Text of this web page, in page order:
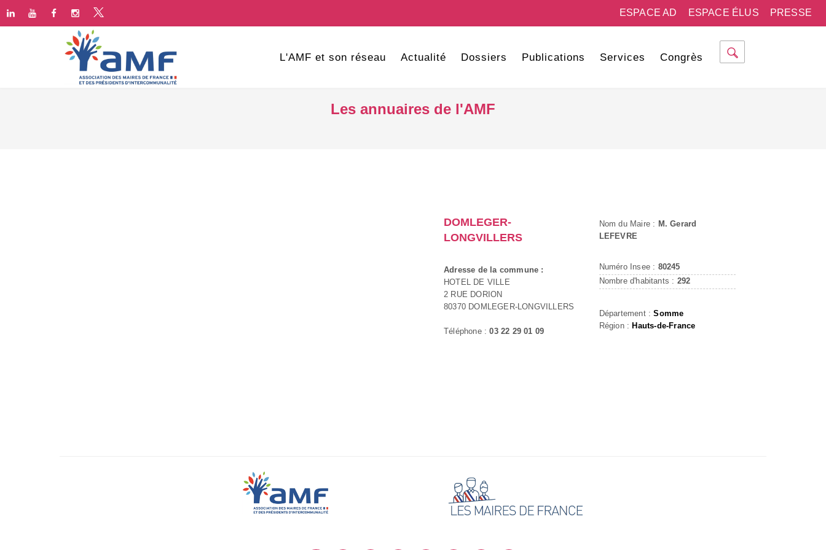
PRESSE
ESPACE ÉLUS
ESPACE AD
L'AMF et son réseau Actualité Dossiers Publications Services Congrès
Les annuaires de l'AMF
DOMLEGER-
LONGVILLERS
Adresse de la commune :
HOTEL DE VILLE
2 RUE DORION
80370 DOMLEGER-LONGVILLERS
Téléphone :03 22 29 01 09
Nom du Maire : M. Gerard
LEFEVRE
Numéro Insee : 80245
Nombre d'habitants : 292
Département :Somme
Région : Hauts-de-France